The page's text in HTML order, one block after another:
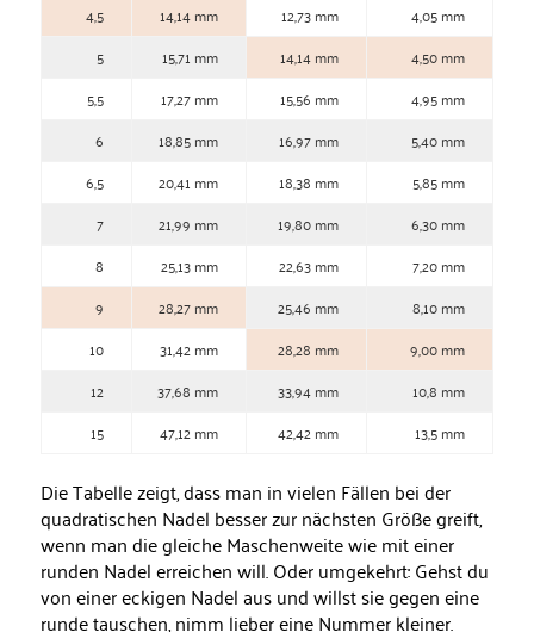
4,5
14,14 mm 12,73 mm
4,05 mm
5
15,71 mm 14,14 mm
4,50 mm
5,5
17,27 mm 15,56 mm
4,95 mm
6
18,85 mm 16,97 mm
5,40 mm
6,5
20,41 mm 18,38 mm
5,85 mm
7
21,99 mm 19,80 mm
6,30 mm
8
25,13 mm 22,63 mm
7,20 mm
9
28,27 mm 25,46 mm
8,10 mm
10
31,42 mm 28,28 mm
9,00 mm
12
37,68 mm 33,94 mm
10,8 mm
15
47,12 mm 42,42 mm 13,5 mm
Die Tabelle zeigt, dass man in vielen Fällen bei der
quadratischen Nadel besser zur nächsten Größe greift,
wenn man die gleiche Maschenweite wie mit einer
runden Nadel erreichen will. Oder umgekehrt: Gehst du
von einer eckigen Nadel aus und willst sie gegen eine
runde tauschen, nimm lieber eine Nummer kleiner.